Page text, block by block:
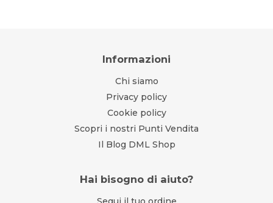
Informazioni
Chi siamo
Privacy policy
Cookie policy
Scopri i nostri Punti Vendita
Il Blog DML Shop
Hai bisogno di aiuto?